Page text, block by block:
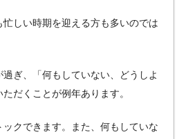
しい時期を迎える方も多いのでは
ぎ、「何もしていない、どうしよ
だくことが例年あります。
クできます。また、何もしていな